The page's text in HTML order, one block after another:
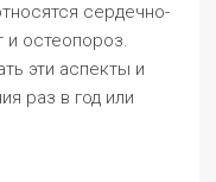
сердечно-
и остеопороз.
эти аспекты и
раз в год или